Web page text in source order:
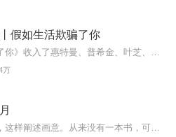
假如生活欺骗了你
万